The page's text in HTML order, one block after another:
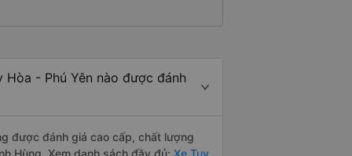
- Phú Yên nào được đánh
được đánh giá cao cấp, chất lượng